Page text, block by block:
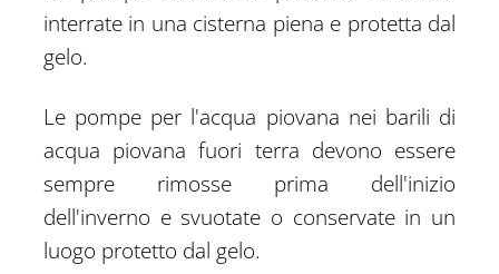
interrate in una cisterna piena e protetta dal
gelo.
Le pompe per l'acqua piovana nei barili di
acqua piovana fuori terra devono essere
sempre rimosse prima dell'inizio
dell'inverno e svuotate o conservate in un
luogo protetto dal gelo.